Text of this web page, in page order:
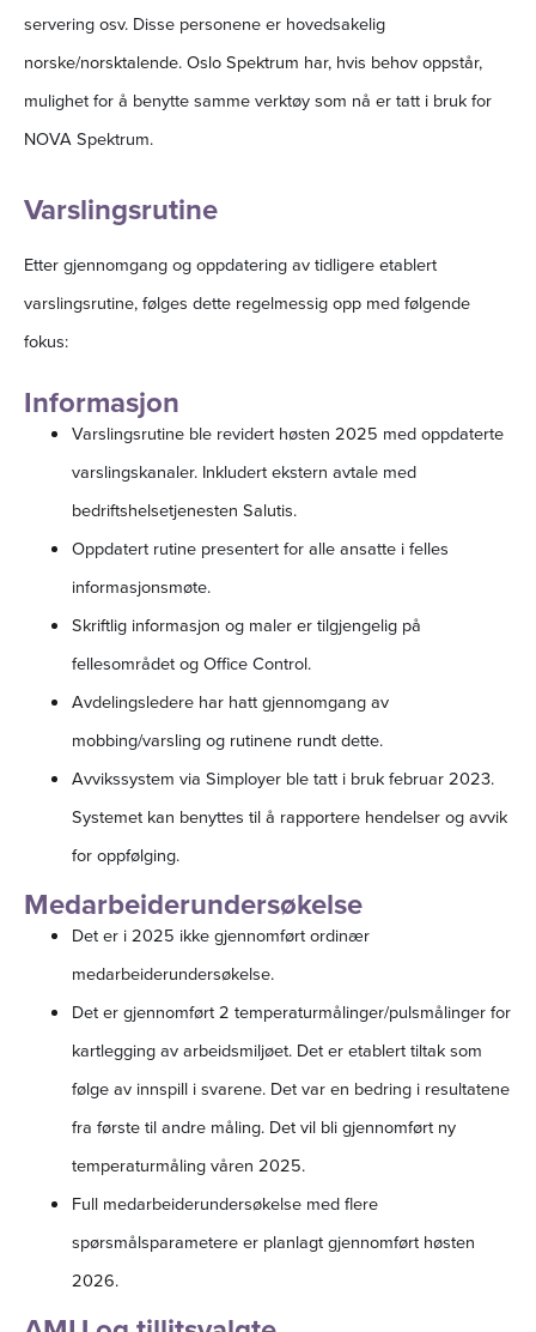
servering osv. Disse personene er hovedsakelig
norske/norsktalende. Oslo Spektrum har, hvis behov oppstår,
mulighet for å benytte samme verktøy som nå er tatt i bruk for
NOVA Spektrum.
Varslingsrutine
Etter gjennomgang og oppdatering av tidligere etablert
varslingsrutine, følges dette regelmessig opp med følgende
fokus:
Informasjon
Varslingsrutine ble revidert høsten 2025 med oppdaterte
varslingskanaler. Inkludert ekstern avtale med
bedriftshelsetjenesten Salutis.
Oppdatert rutine presentert for alle ansatte i felles
informasjonsmøte.
Skriftlig informasjon og maler er tilgjengelig på
fellesområdet og Office Control.
Avdelingsledere har hatt gjennomgang av
mobbing/varsling og rutinene rundt dette.
Avvikssystem via Simployer ble tatt i bruk februar 2023.
Systemet kan benyttes til å rapportere hendelser og avvik
for oppfølging.
Medarbeiderundersøkelse
Det er i 2025 ikke gjennomført ordinær
medarbeiderundersøkelse.
Det er gjennomført 2 temperaturmålinger/pulsmålinger for
kartlegging av arbeidsmiljøet. Det er etablert tiltak som
følge av innspill i svarene. Det var en bedring i resultatene
fra første til andre måling. Det vil bli gjennomført ny
temperaturmåling våren 2025.
Full medarbeiderundersøkelse med flere
spørsmålsparametere er planlagt gjennomført høsten
2026.